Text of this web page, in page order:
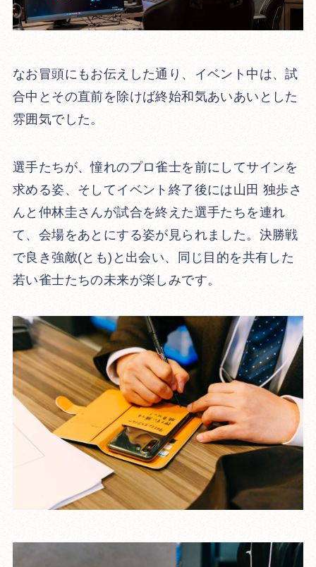
なお冒頭にもお伝えした通り、イベント中は、試
合中とその直前を除けば終始和気あいあいとした
雰囲気でした。
選手たちが、憧れのプロ雀士を前にしてサインを
求める姿、そしてイベント終了後には山田 独歩さ
んと仲林圭さんが試合を終えた選手たちを連れ
て、会場をあとにする姿が見られました。決勝戦
で良き強敵(とも)と出会い、同じ目的を共有した
若い雀士たちの未来が楽しみです。